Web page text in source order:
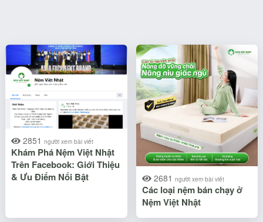
2851 người xem bài viết
Khám Phá Nệm Việt Nhật
Trên Facebook: Giới Thiệu
& Ưu Điểm Nổi Bật​
2681 người xem bài viết
Các loại nệm bán chạy ở
Nệm Việt Nhật